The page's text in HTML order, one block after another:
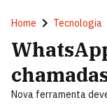
Home Tecnologia
Nova ferramenta